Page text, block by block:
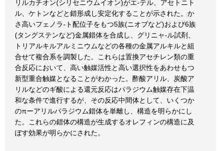
リルカチオン(シリセニウムイオン)がエ-テル、アセトニト
ル、ケトンなどと錯形成し安定化することが示された。か
さ高いフェノラ-ト配位子をもつ5族(ニオブなど)および6族
(タングステンなど)金属錯体を合成し、グリニャ-ル試剤、
トリアルキルアルミニウムなどの各種の金属アルキルと組
合せて複合系を調製した。これらは置換アセチレン類の重
合反応において、高い触媒活性と高い選択性をあわせもつ
新型重合触媒となることがわかった。酢酸アリル、炭酸ア
リルなどのギ酸による還元反応はパラジウム触媒存在下温
和な条件で進行するが、その反応中間体として、いくつか
のπーアリルパラジウム錯体を単離し、構造を明らかにし
た。これらの錯体の構造が生成するオレフィンの構造に及
ぼす効果が明らかにされた。